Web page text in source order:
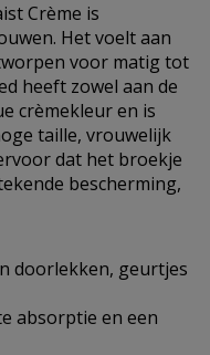
Crème is
Het voelt aan
voor matig tot
heeft zowel aan de
crèmekleur en is
taille, vrouwelijk
dat het broekje
bescherming,
doorlekken, geurtjes
absorptie en een